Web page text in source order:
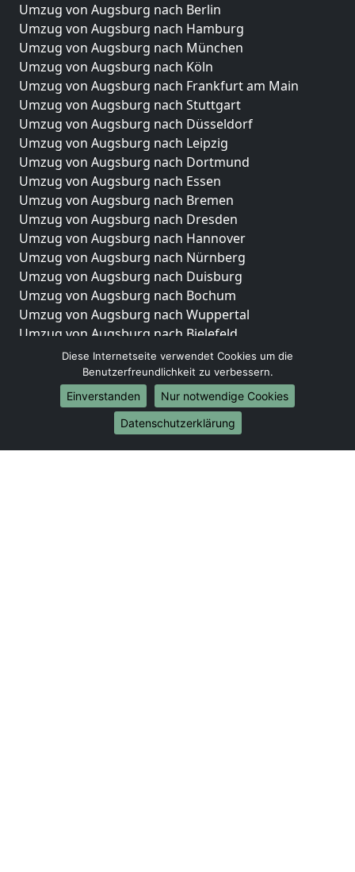
Umzug von Augsburg nach Berlin
Umzug von Augsburg nach Hamburg
Umzug von Augsburg nach München
Umzug von Augsburg nach Köln
Umzug von Augsburg nach Frankfurt am Main
Umzug von Augsburg nach Stuttgart
Umzug von Augsburg nach Düsseldorf
Umzug von Augsburg nach Leipzig
Umzug von Augsburg nach Dortmund
Umzug von Augsburg nach Essen
Umzug von Augsburg nach Bremen
Umzug von Augsburg nach Dresden
Umzug von Augsburg nach Hannover
Umzug von Augsburg nach Nürnberg
Umzug von Augsburg nach Duisburg
Umzug von Augsburg nach Bochum
Umzug von Augsburg nach Wuppertal
Umzug von Augsburg nach Bielefeld
Umzug von Augsburg nach Bonn
Umzug von Augsburg nach Münster
Internationale-Umzüge
Umzug von Augsburg nach Brasilien
Umzug von Augsburg nach Brunei Darussalam
Diese Internetseite verwendet Cookies um die
Benutzerfreundlichkeit zu verbessern.
Einverstanden
Nur notwendige Cookies
Datenschutzerklärung